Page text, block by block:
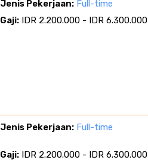
Jenis Pekerjaan: Full-time
Gaji: IDR 2.200.000 - IDR 6.300.000
Jenis Pekerjaan: Full-time
Gaji: IDR 2.200.000 - IDR 6.300.000